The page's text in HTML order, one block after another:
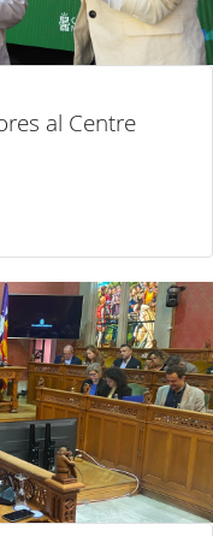
al Centre